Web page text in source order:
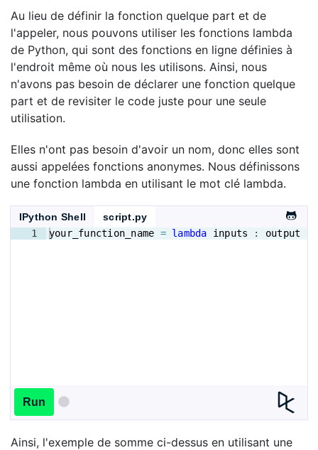
Au lieu de définir la fonction quelque part et de
l'appeler, nous pouvons utiliser les fonctions lambda
de Python, qui sont des fonctions en ligne définies à
l'endroit même où nous les utilisons. Ainsi, nous
n'avons pas besoin de déclarer une fonction quelque
part et de revisiter le code juste pour une seule
utilisation.
Elles n'ont pas besoin d'avoir un nom, donc elles sont
aussi appelées fonctions anonymes. Nous définissons
une fonction lambda en utilisant le mot clé lambda.
IPython Shell
script.py
1
your_function_name = lambda inputs : output
Run
Ainsi, l'exemple de somme ci-dessus en utilisant une